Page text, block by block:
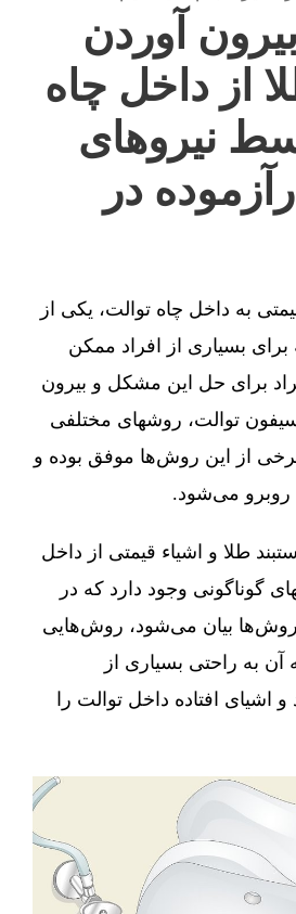
آوردن
از داخل چاه
نیروهای
در
به داخل چاه توالت، یکی از
بسیاری از افراد ممکن
برای حل این مشکل و بیرون
توالت، روشهای مختلفی
برخی از این روش‌ها موفق بوده و
می‌شود.
طلا و اشیاء قیمتی از داخل
گوناگونی وجود دارد که در
بیان می‌شود، روش‌هایی
به راحتی بسیاری از
افتاده داخل توالت را